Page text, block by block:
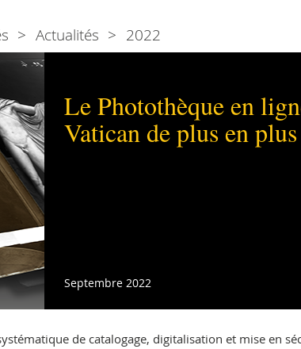
Le Photothèque en
Vatican de plus en
Septembre 2022
de catalogage, digitalisation et mise en
Actualités 2022